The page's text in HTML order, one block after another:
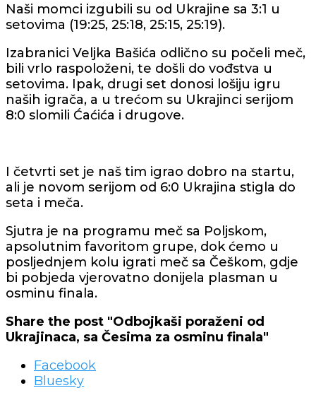
Naši momci izgubili su od Ukrajine sa 3:1 u
setovima (19:25, 25:18, 25:15, 25:19).
Izabranici Veljka Bašića odlično su počeli meč,
bili vrlo raspoloženi, te došli do vođstva u
setovima. Ipak, drugi set donosi lošiju igru
naših igrača, a u trećom su Ukrajinci serijom
8:0 slomili Ćaćića i drugove.
I četvrti set je naš tim igrao dobro na startu,
ali je novom serijom od 6:0 Ukrajina stigla do
seta i meča.
Sjutra je na programu meč sa Poljskom,
apsolutnim favoritom grupe, dok ćemo u
posljednjem kolu igrati meč sa Češkom, gdje
bi pobjeda vjerovatno donijela plasman u
osminu finala.
Share the post "Odbojkaši poraženi od
Ukrajinaca, sa Česima za osminu finala"
Facebook
Bluesky